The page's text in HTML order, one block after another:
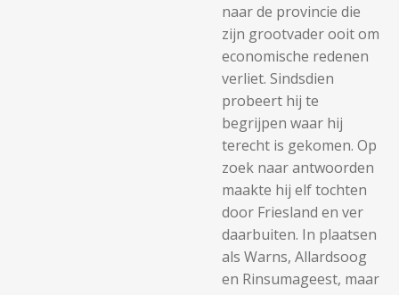
naar de provincie die
zijn grootvader ooit om
economische redenen
verliet. Sindsdien
probeert hij te
begrijpen waar hij
terecht is gekomen. Op
zoek naar antwoorden
maakte hij elf tochten
door Friesland en ver
daarbuiten. In plaatsen
als Warns, Allardsoog
en Rinsumageest, maar